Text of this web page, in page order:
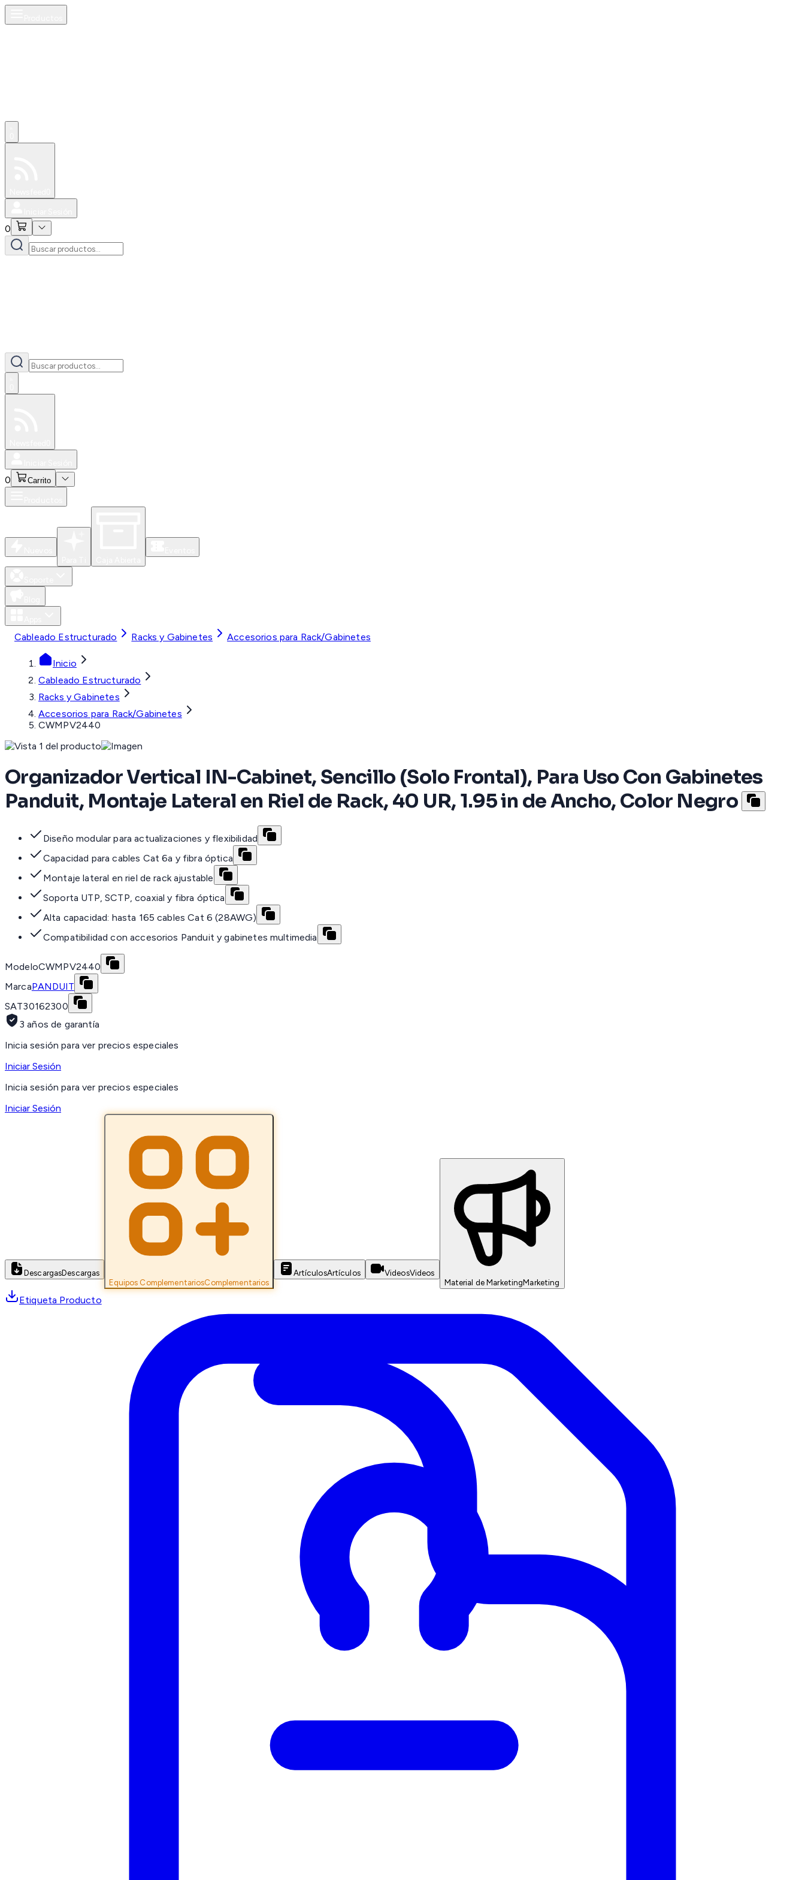
0
0 Carrito
Cableado Estructurado Racks y Gabinetes Accesorios para Rack/Gabinetes
Inicio
Cableado Estructurado
Racks y Gabinetes
Accesorios para Rack/Gabinetes
CWMPV2440
Organizador Vertical IN-Cabinet, Sencillo (Solo Frontal), Para Uso Con Gabinetes
Panduit, Montaje Lateral en Riel de Rack, 40 UR, 1.95 in de Ancho, Color Negro
Diseño modular para actualizaciones y flexibilidad
Capacidad para cables Cat 6a y fibra óptica
Montaje lateral en riel de rack ajustable
Soporta UTP, SCTP, coaxial y fibra óptica
Alta capacidad: hasta 165 cables Cat 6 (28AWG)
Compatibilidad con accesorios Panduit y gabinetes multimedia
ModeloCWMPV2440
MarcaPANDUIT
SAT30162300
3 años de garantía
Inicia sesión para ver precios especiales
Iniciar Sesión
Inicia sesión para ver precios especiales
Iniciar Sesión
DescargasDescargas
Equipos ComplementariosComplementarios
ArtículosArtículos VideosVideos
Material de MarketingMarketing
Etiqueta Producto